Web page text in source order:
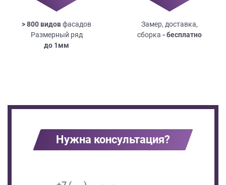
> 800 видовфасадов
Размерный ряд
до 1мм
Замер, доставка,
сборка - бесплатно
Нужна консультация?